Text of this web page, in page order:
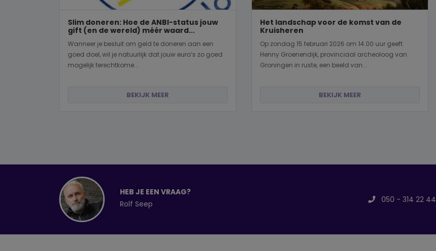
Slim doneren: Hoe de ANBI-status jouw
gift (en de wereld) méér waard...
Wanneer je besluit om geld te doneren aan een
goed doel, wil je natuurlijk dat jouw euro’s zo goed
mogelijk terechtkome...
BEKIJK MEER
Het landschap voor de komst van de
Kruisheren
Op zondag 15 februari 2026 om 14.00 uur geeft
Henny Groenendijk, provinciaal archeoloog van
Groningen in ruste, een beeld van...
BEKIJK MEER
HEB JE EEN VRAAG?
Rolf Seep
050 - 314 22 44